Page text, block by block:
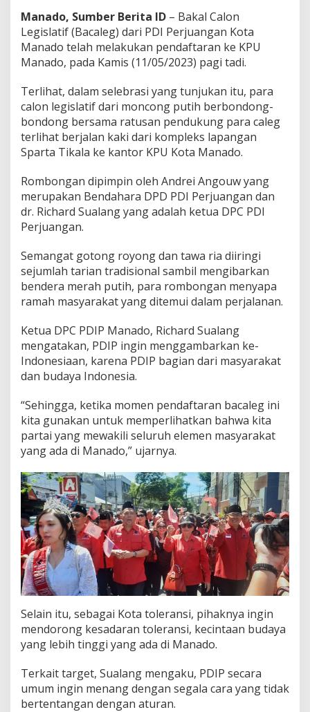
a
r
d
S
u
l
a
n
g
:
T
r
g
e
t
n
a
n
g
B
s
a
r
Manado, Sumber Berita ID – Bakal Calon
Legislatif (Bacaleg) dari PDI Perjuangan Kota
Manado telah melakukan pendaftaran ke KPU
Manado, pada Kamis (11/05/2023) pagi tadi.
Terlihat, dalam selebrasi yang tunjukan itu, para
calon legislatif dari moncong putih berbondong-
bondong bersama ratusan pendukung para caleg
terlihat berjalan kaki dari kompleks lapangan
Sparta Tikala ke kantor KPU Kota Manado.
Rombongan dipimpin oleh Andrei Angouw yang
merupakan Bendahara DPD PDI Perjuangan dan
dr. Richard Sualang yang adalah ketua DPC PDI
Perjuangan.
Semangat gotong royong dan tawa ria diiringi
sejumlah tarian tradisional sambil mengibarkan
bendera merah putih, para rombongan menyapa
ramah masyarakat yang ditemui dalam perjalanan.
Ketua DPC PDIP Manado, Richard Sualang
mengatakan, PDIP ingin menggambarkan ke-
Indonesiaan, karena PDIP bagian dari masyarakat
dan budaya Indonesia.
“Sehingga, ketika momen pendaftaran bacaleg ini
kita gunakan untuk memperlihatkan bahwa kita
partai yang mewakili seluruh elemen masyarakat
yang ada di Manado,” ujarnya.
Selain itu, sebagai Kota toleransi, pihaknya ingin
mendorong kesadaran toleransi, kecintaan budaya
yang lebih tinggi yang ada di Manado.
Terkait target, Sualang mengaku, PDIP secara
umum ingin menang dengan segala cara yang tidak
bertentangan dengan aturan.